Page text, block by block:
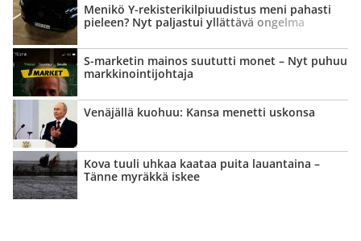
Menikö Y-rekisterikilpiuudistus meni pahasti
pieleen? Nyt paljastui yllättävä ongelma
S-marketin mainos suututti monet – Nyt puhuu
markkinointi­johtaja
Venäjällä kuohuu: Kansa menetti uskonsa
Kova tuuli uhkaa kaataa puita lauantaina –
Tänne myräkkä iskee